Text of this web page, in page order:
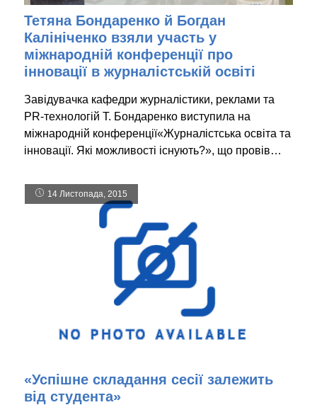
Тетяна Бондаренко й Богдан
Калініченко взяли участь у
міжнародній конференції про
інновації в журналістській освіті
Завідувачка кафедри журналістики, реклами та
PR-технологій Т. Бондаренко виступила на
міжнародній конференції«Журналістська освіта та
інновації. Які можливості існують?», що провів…
14 Листопада, 2015
«Успішне складання сесії залежить
від студента»